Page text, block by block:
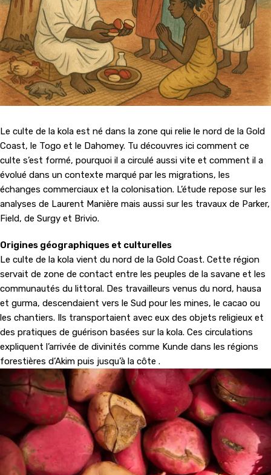
Le culte de la kola est né dans la zone qui relie le nord de la Gold
Coast, le Togo et le Dahomey. Tu découvres ici comment ce
culte s’est formé, pourquoi il a circulé aussi vite et comment il a
évolué dans un contexte marqué par les migrations, les
échanges commerciaux et la colonisation. L’étude repose sur les
analyses de Laurent Manière mais aussi sur les travaux de Parker,
Field, de Surgy et Brivio.
Origines géographiques et culturelles
Le culte de la kola vient du nord de la Gold Coast. Cette région
servait de zone de contact entre les peuples de la savane et les
communautés du littoral. Des travailleurs venus du nord, hausa
et gurma, descendaient vers le Sud pour les mines, le cacao ou
les chantiers. Ils transportaient avec eux des objets religieux et
des pratiques de guérison basées sur la kola. Ces circulations
expliquent l’arrivée de divinités comme Kunde dans les régions
forestières d’Akim puis jusqu’à la côte .